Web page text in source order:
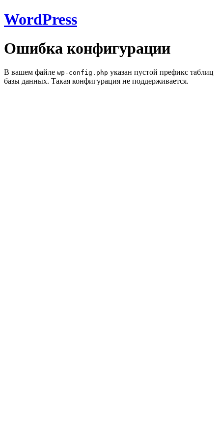
WordPress
Ошибка конфигурации
В вашем файле wp-config.php указан пустой префикс таблиц
базы данных. Такая конфигурация не поддерживается.